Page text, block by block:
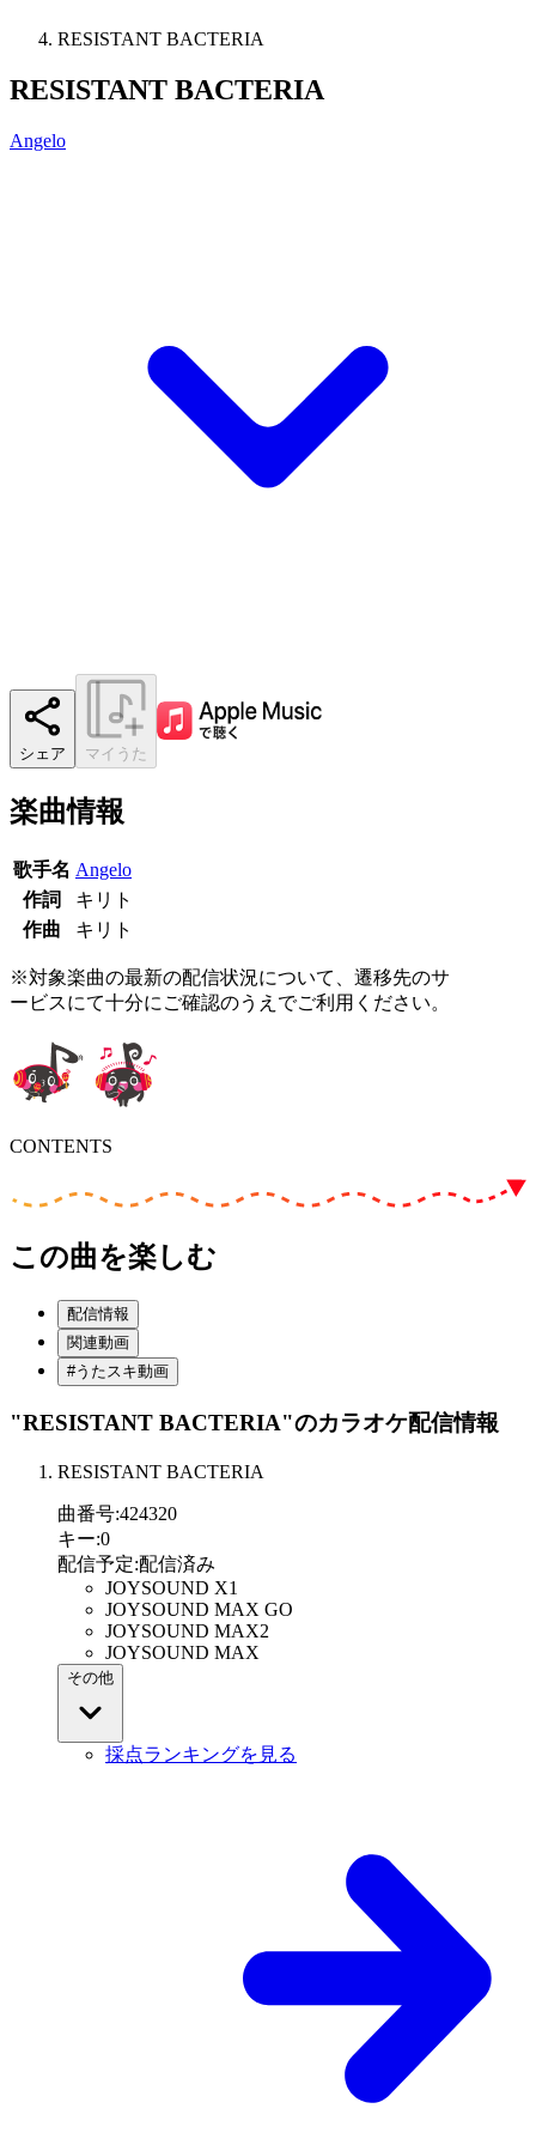
RESISTANT BACTERIA
RESISTANT BACTERIA
Angelo
シェア マイうた
楽曲情報
歌手名 Angelo
作詞
キリト
作曲
キリト
※対象楽曲の最新の配信状況について、遷移先のサ
ービスにて十分にご確認のうえでご利用ください。
CONTENTS
この曲を楽しむ
配信情報
関連動画
#うたスキ動画
"RESISTANT BACTERIA"のカラオケ配信情報
RESISTANT BACTERIA
曲番号:424320
キー:0
配信予定:配信済み
JOYSOUND X1
JOYSOUND MAX GO
JOYSOUND MAX2
JOYSOUND MAX
その他
採点ランキングを見る